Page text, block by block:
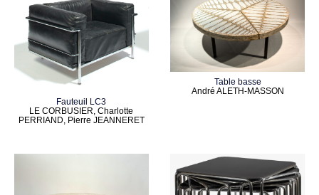
Fauteuil LC3
LE CORBUSIER, Charlotte
PERRIAND, Pierre JEANNERET
Table basse
André ALETH-MASSON